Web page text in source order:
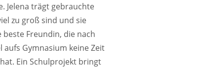
Jelena trägt gebrauchte
zu groß sind und sie
Freundin, die nach
aufs Gymnasium keine Zeit
Ein Schulprojekt bringt